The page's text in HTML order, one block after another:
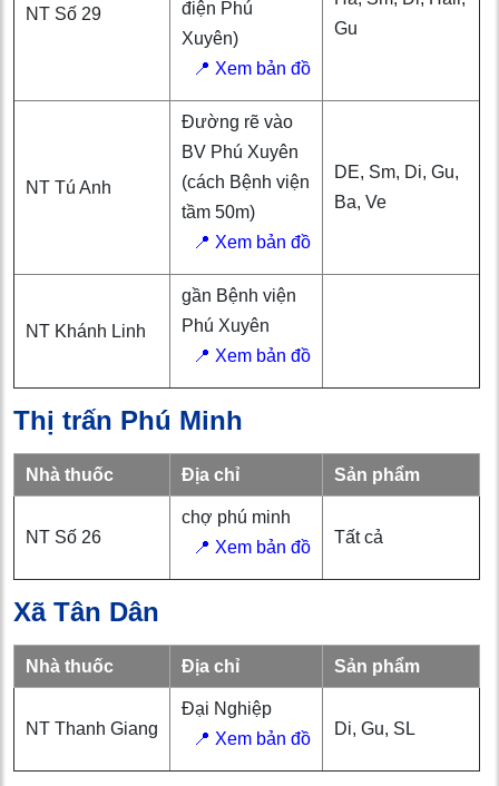
NT Số 29
điện Phú
Xuyên)
📍 Xem bản đồ
Gu
NT Tú Anh
Đường rẽ vào
BV Phú Xuyên
(cách Bệnh viện
tầm 50m)
📍 Xem bản đồ
DE, Sm, Di, Gu,
Ba, Ve
NT Khánh Linh
gần Bệnh viện
Phú Xuyên
📍 Xem bản đồ
Thị trấn Phú Minh
Nhà thuốc Địa chỉ Sản phẩm
NT Số 26
chợ phú minh
📍 Xem bản đồ
Tất cả
Xã Tân Dân
Nhà thuốc Địa chỉ Sản phẩm
NT Thanh Giang
Đại Nghiệp
📍 Xem bản đồ
Di, Gu, SL